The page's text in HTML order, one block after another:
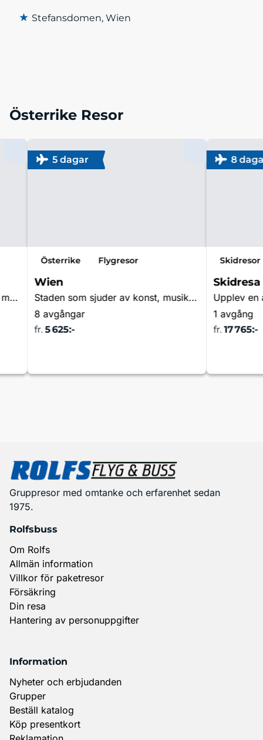
★ Stefansdomen, Wien
Österrike Resor
Här ljuder wienervalsens vänliga melodi
5 dagar
Österrike Flygresor
Wien
Staden som sjuder av konst, musik och romantik
8 avgångar
fr. 5 625:-
8
Skidresor
1 avgång
fr. 17 765:-
Gruppresor med omtanke och erfarenhet sedan
1975.
Rolfsbuss
Om Rolfs
Allmän information
Villkor för paketresor
Försäkring
Din resa
Hantering av personuppgifter
Information
Nyheter och erbjudanden
Grupper
Beställ katalog
Köp presentkort